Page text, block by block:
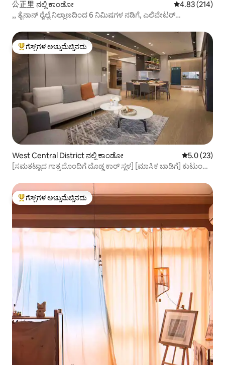
公正里 ನಲ್ಲಿ ಕಾಂಡೋ 5 ರಲ್ಲಿ 4.83
4.83 (214)
,, ತೈನಾನ್ ರೈಲ್ವೆ ನಿಲ್ದಾಣದಿಂದ 6 ನಿಮಿಷಗಳ ನಡಿಗೆ, ಎಲಿವೇಟರ್
ಗೆಸ್ಟ್‌ಗಳಿಗೆ ಅತಿ ಹೆಚ್ಚು ಅಚ್ಚುಮೆಚ್ಚಿನದು
ಗೆಸ್ಟ್‌ಗಳ ಅಚ್ಚುಮೆಚ್ಚಿನದು
West Central District ನಲ್ಲಿ ಕಾಂಡೋ 5 ರಲ್ಲಿ 5.0
5.0 (23)
[ಸಮತಟ್ಟಾದ ಗಾತ್ರದೊಂದಿಗೆ ದೊಡ್ಡ ಕಾರ್ ಸ್ಥಳ] [ಮಾಸಿಕ ಬಾಡಿಗೆ] ಕುಟುಂಬ/
ಮನೆಯ ಹೃದಯಭಾಗದಲ್ಲಿರುವ ರಿವರ್ ಪ್ಲಾಜಾ ಪಕ್ಕದ ನದಿ ನೋಟ
ಗೆಸ್ಟ್‌ಗಳಿಗೆ ಅತಿ ಹೆಚ್ಚು ಅಚ್ಚುಮೆಚ್ಚಿನದು
ಗೆಸ್ಟ್‌ಗಳ ಅಚ್ಚುಮೆಚ್ಚಿನದು